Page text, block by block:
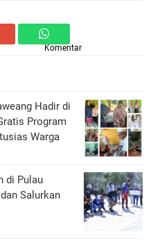
Komentar
Hadir di
Program
Warga
di Pulau
Salurkan